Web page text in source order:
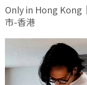
Only in Hong Kong
市-香港